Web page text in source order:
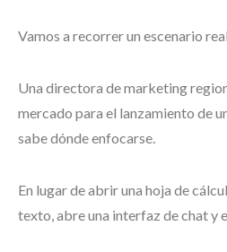
Vamos a recorrer un escenario
Una directora de marketing
mercado para el lanzamiento de
sabe dónde enfocarse.
En lugar de abrir una hoja de
texto, abre una interfaz de chat y